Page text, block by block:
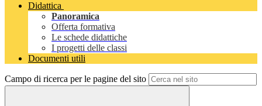
Didattica
Panoramica
Offerta formativa
Le schede didattiche
I progetti delle classi
Documenti utili
Campo di ricerca per le pagine del sito